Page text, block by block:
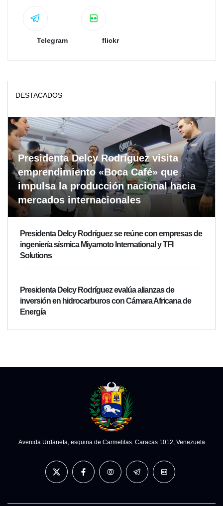
Telegram flickr
DESTACADOS
Presidenta Delcy Rodríguez visita
emprendimiento «Boca Café» que
impulsa la producción nacional hacia
mercados internacionales
Presidenta Delcy Rodríguez se reúne con empresas de
ingeniería sísmica Miyamoto International y TFI
Solutions
Presidenta Delcy Rodríguez evalúa alianzas de
inversión en hidrocarburos con Cámara Africana de
Energía
Avenida Urdaneta, esquina de Carmelitas. Caracas 1012, Venezuela